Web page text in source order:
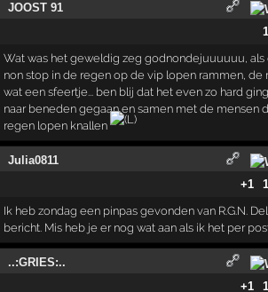
JOOST 91
Wat was het geweldig zeg godnondejuuuuuu, als
non stop in de regen op de vip lopen rammen, de
wat een sfeertje... ben blij dat het even zo hard
naar beneden gegaan en samen met de mensen
regen lopen knallen
Julia0811
+1
Ik heb zondag een pinpas gevonden van R.G.N.
bericht. Mis heb je er nog wat aan als ik het per
..:GRIES:..
+1